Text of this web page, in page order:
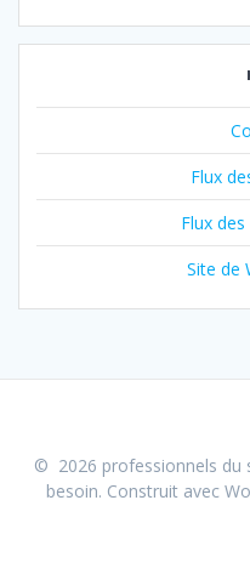
Flux
Flux
Site de
© 2026 professionnels du
besoin. Construit avec